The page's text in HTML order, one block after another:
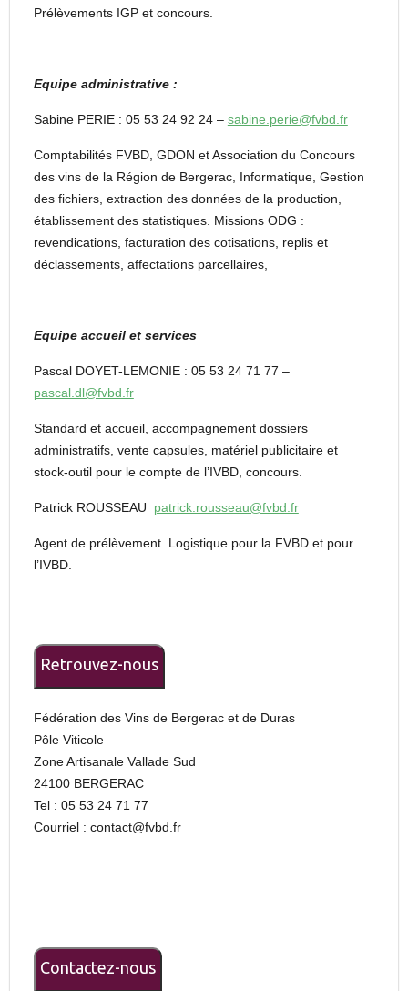
Prélèvements IGP et concours.
Equipe administrative :
Sabine PERIE : 05 53 24 92 24 – sabine.perie@fvbd.fr
Comptabilités FVBD, GDON et Association du Concours
des vins de la Région de Bergerac, Informatique, Gestion
des fichiers, extraction des données de la production,
établissement des statistiques. Missions ODG :
revendications, facturation des cotisations, replis et
déclassements, affectations parcellaires,
Equipe accueil et services
Pascal DOYET-LEMONIE : 05 53 24 71 77 –
pascal.dl@fvbd.fr
Standard et accueil, accompagnement dossiers
administratifs, vente capsules, matériel publicitaire et
stock-outil pour le compte de l’IVBD, concours.
Patrick ROUSSEAU patrick.rousseau@fvbd.fr
Agent de prélèvement. Logistique pour la FVBD et pour
l’IVBD.
Retrouvez-nous
Fédération des Vins de Bergerac et de Duras
Pôle Viticole
Zone Artisanale Vallade Sud
24100 BERGERAC
Tel : 05 53 24 71 77
Courriel : contact@fvbd.fr
Contactez-nous